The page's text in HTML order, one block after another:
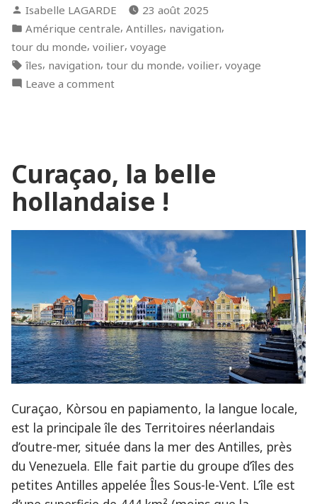
pour
la
dernière
fois
! »
Posted
by
Isabelle LAGARDE
23 août 2025
Posted
in
Amérique centrale, Antilles, navigation,
tour du monde, voilier, voyage
Tags:
îles, navigation, tour du monde, voilier, voyage
Leave a commenton
dernière
fois
!
Curaçao, la belle
hollandaise !
Curaçao, Kòrsou en papiamento, la langue locale,
est la principale île des Territoires néerlandais
d’outre-mer, située dans la mer des Antilles, près
du Venezuela. Elle fait partie du groupe d’îles des
petites Antilles appelée Îles Sous-le-Vent. L’île est